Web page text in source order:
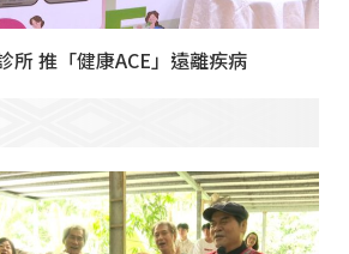
所 推「健康ACE」遠離疾病